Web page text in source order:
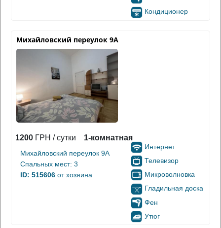
Кондиционер
Михайловский переулок 9А
1200 ГРН / сутки 1-комнатная
Михайловский переулок 9А
Спальных мест: 3
ID: 515606 от хозяина
Интернет
Телевизор
Микроволновка
Гладильная доска
Фен
Утюг